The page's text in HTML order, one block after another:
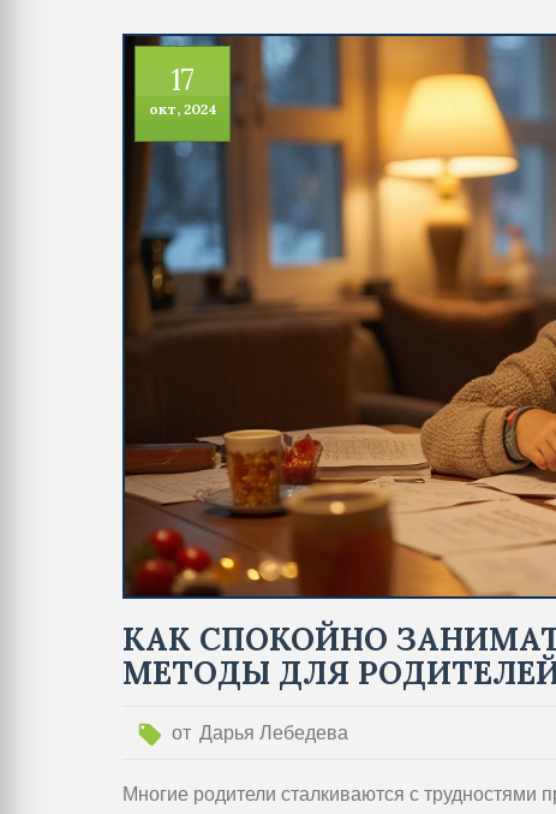
17
окт, 2024
КАК СПОКОЙНО
МЕТОДЫ ДЛЯ
от Дарья Лебедева
Многие родители сталкиваются с